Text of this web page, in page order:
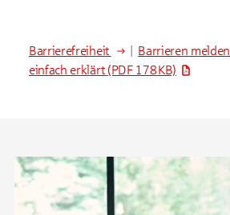
Barrierefreiheit Barrieren melden
einfach erklärt (PDF 178 KB)